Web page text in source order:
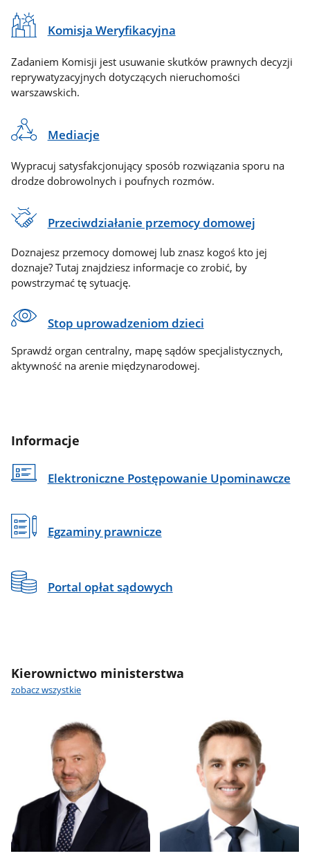
Komisja Weryfikacyjna
Zadaniem Komisji jest usuwanie skutków prawnych decyzji
reprywatyzacyjnych dotyczących nieruchomości
warszawskich.
Mediacje
Wypracuj satysfakcjonujący sposób rozwiązania sporu na
drodze dobrowolnych i poufnych rozmów.
Przeciwdziałanie przemocy domowej
Doznajesz przemocy domowej lub znasz kogoś kto jej
doznaje? Tutaj znajdziesz informacje co zrobić, by
powstrzymać tę sytuację.
Stop uprowadzeniom dzieci
Sprawdź organ centralny, mapę sądów specjalistycznych,
aktywność na arenie międzynarodowej.
Informacje
Elektroniczne Postępowanie Upominawcze
Egzaminy prawnicze
Portal opłat sądowych
Kierownictwo ministerstwa
zobacz wszystkie